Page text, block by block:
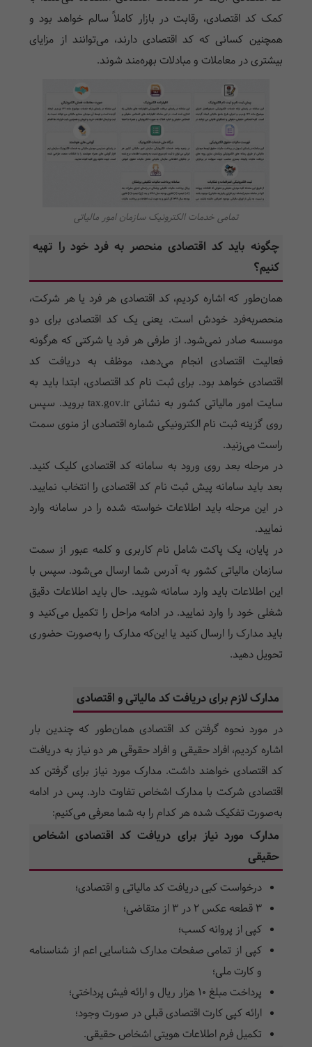
کمک کد اقتصادی، رقابت در بازار کاملاً سالم خواهد بود و
همچنین کسانی که کد اقتصادی دارند، می‌توانند از مزایای
بیشتری در معاملات و مبادلات بهره‌مند شوند.
تمامی خدمات الکترونیک سازمان امور مالیاتی
چگونه باید کد اقتصادی منحصر به فرد خود را تهیه
کنیم؟
همان‌طور که اشاره کردیم، کد اقتصادی هر فرد یا هر شرکت،
منحصر‌به‌فرد خودش است. یعنی یک کد اقتصادی برای دو
موسسه صادر نمی‌شود. از طرفی هر فرد یا شرکتی که هرگونه
فعالیت اقتصادی انجام می‌دهد، موظف به دریافت کد
اقتصادی خواهد بود. برای ثبت نام کد اقتصادی، ابتدا باید به
سایت امور مالیاتی کشور به نشانی tax.gov.ir بروید. سپس
روی گزینه ثبت نام الکترونیکی شماره اقتصادی از منوی سمت
راست می‌زنید.
در مرحله بعد روی ورود به سامانه کد اقتصادی کلیک کنید.
بعد باید سامانه پیش ثبت نام کد اقتصادی را انتخاب نمایید.
در این مرحله باید اطلاعات خواسته شده را در سامانه وارد
نمایید.
در پایان، یک پاکت شامل نام کاربری و کلمه عبور از سمت
سازمان مالیاتی کشور به آدرس شما ارسال می‌شود. سپس با
این اطلاعات باید وارد سامانه شوید. حال باید اطلاعات دقیق
شغلی خود را وارد نمایید. در ادامه مراحل را تکمیل می‌کنید و
باید مدارک را ارسال کنید یا این‌که مدارک را به‌صورت حضوری
تحویل دهید.
مدارک لازم برای دریافت کد مالیاتی و اقتصادی
در مورد نحوه گرفتن کد اقتصادی همان‌طور که چندین بار
اشاره کردیم، افراد حقیقی و افراد حقوقی هر دو نیاز به دریافت
کد اقتصادی خواهند داشت. مدارک مورد نیاز برای گرفتن کد
اقتصادی شرکت با مدارک اشخاص تفاوت دارد. پس در ادامه
به‌صورت تفکیک شده هر کدام را به شما معرفی می‌کنیم:
مدارک مورد نیاز برای دریافت کد اقتصادی اشخاص
حقیقی
درخواست کبی دریافت کد مالیاتی و اقتصادی؛
3 قطعه عکس 2 در 3 از متقاضی؛
کپی از پروانه کسب؛
کپی از تمامی صفحات مدارک شناسایی اعم از شناسنامه
و کارت ملی؛
پرداخت مبلغ 10 هزار ریال و ارائه فیش پرداختی؛
ارائه کپی کارت اقتصادی قبلی در صورت وجود؛
تکمیل فرم اطلاعات هویتی اشخاص حقیقی.